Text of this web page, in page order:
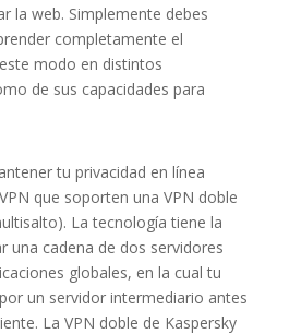
la web. Simplemente debes
completamente el
modo en distintos
de sus capacidades para
tu privacidad en línea
que soporten una VPN doble
La tecnología tiene la
una cadena de dos servidores
globales, en la cual tu
un servidor intermediario antes
La VPN doble de Kaspersky